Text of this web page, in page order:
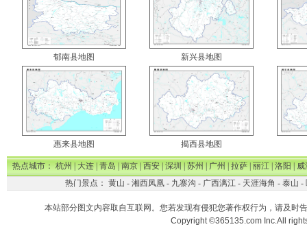
郁南县地图 新兴县地图
惠来县地图 揭西县地图
热点城市：杭州|大连|青岛|南京|西安|深圳|苏州|广州|拉萨|丽江|洛阳|威
热门景点： 黄山 - 湘西凤凰- 九寨沟 - 广西漓江- 天涯海角 - 泰山 -
本站部分图文内容取自互联网。您若发现有侵犯您著作权行为，请及时
Copyright ©365135.com Inc.All